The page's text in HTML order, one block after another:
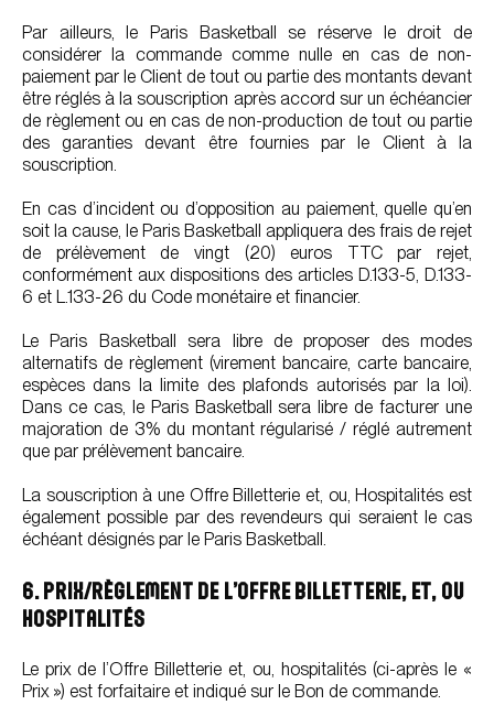
Par ailleurs, le Paris Basketball se réserve le droit de
considérer la commande comme nulle en cas de non-
paiement par le Client de tout ou partie des montants devant
être réglés à la souscription après accord sur un échéancier
de règlement ou en cas de non-production de tout ou partie
des garanties devant être fournies par le Client à la
souscription.
En cas d’incident ou d’opposition au paiement, quelle qu’en
soit la cause, le Paris Basketball appliquera des frais de rejet
de prélèvement de vingt (20) euros TTC par rejet,
conformément aux dispositions des articles D.133-5, D.133-
6 et L.133-26 du Code monétaire et financier.
Le Paris Basketball sera libre de proposer des modes
alternatifs de règlement (virement bancaire, carte bancaire,
espèces dans la limite des plafonds autorisés par la loi).
Dans ce cas, le Paris Basketball sera libre de facturer une
majoration de 3% du montant régularisé / réglé autrement
que par prélèvement bancaire.
La souscription à une Offre Billetterie et, ou, Hospitalités est
également possible par des revendeurs qui seraient le cas
échéant désignés par le Paris Basketball.
6. PRIX/RÈGLEMENT DE L’OFFRE BILLETTERIE, ET, OU
HOSPITALITÉS
Le prix de l’Offre Billetterie et, ou, hospitalités (ci-après le «
Prix ») est forfaitaire et indiqué sur le Bon de commande.